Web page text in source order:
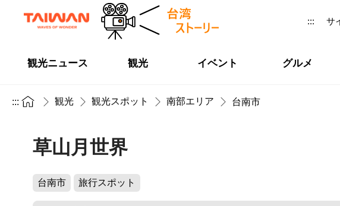
::: サ
観光ニュース 観光 イベント グルメ
::: 観光 観光スポット 南部エリア 台南市
草山月世界
台南市 旅行スポット